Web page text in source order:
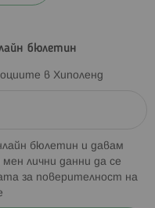
бюлетин
в Хиполенд
бюлетин и давам
лични данни да се
за поверителност на